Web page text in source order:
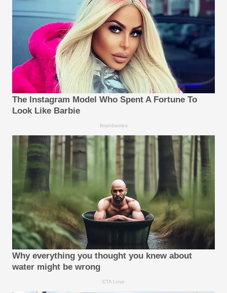
The Instagram Model Who Spent A Fortune To
Look Like Barbie
Brainberries
Why everything you thought you knew about
water might be wrong
CTA Love